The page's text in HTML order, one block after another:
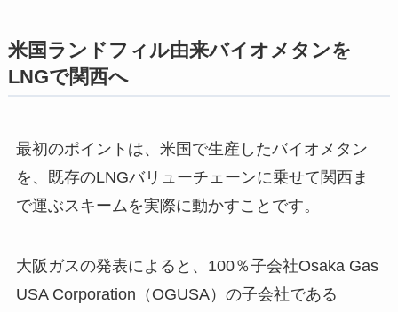
米国ランドフィル由来バイオメタンを
LNGで関西へ
最初のポイントは、米国で生産したバイオメタン
を、既存のLNGバリューチェーンに乗せて関西ま
で運ぶスキームを実際に動かすことです。
大阪ガスの発表によると、100％子会社Osaka Gas
USA Corporation（OGUSA）の子会社である